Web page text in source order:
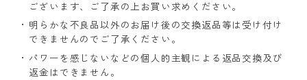
ございます、ご了承の上お買い求めください。
明らかな不良品以外のお届け後の交換返品等は受け付け
できませんのでご了承ください。
パワーを感じないなどの個人的主観による返品交換及び
返金はできません。